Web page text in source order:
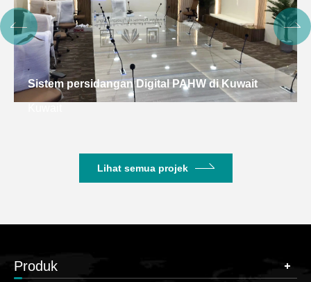
Sistem persidangan Digital PAHW di Kuwait
Lihat semua projek
Produk